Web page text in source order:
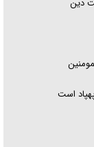
دین
است